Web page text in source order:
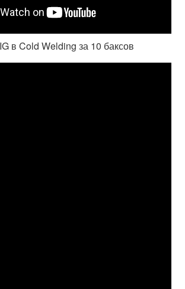
в Cold Welding за 10 баксов